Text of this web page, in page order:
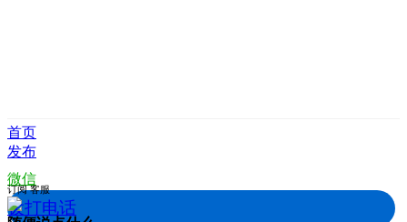
首页
发布
微信
拨打电话
订阅 客服